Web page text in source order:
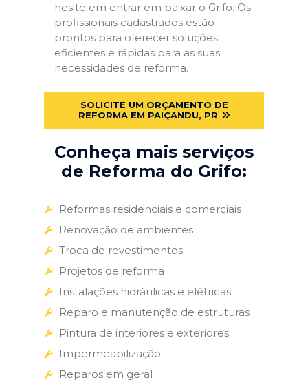
hesite em entrar em baixar o Grifo. Os
profissionais cadastrados estão
prontos para oferecer soluções
eficientes e rápidas para as suas
necessidades de reforma.
SOLICITE UM ORÇAMENTO DE
REFORMA EM PAIÇANDU, PR
Conheça mais serviços
de Reforma do Grifo:
Reformas residenciais e comerciais
Renovação de ambientes
Troca de revestimentos
Projetos de reforma
Instalações hidráulicas e elétricas
Reparo e manutenção de estruturas
Pintura de interiores e exteriores
Impermeabilização
Reparos em geral